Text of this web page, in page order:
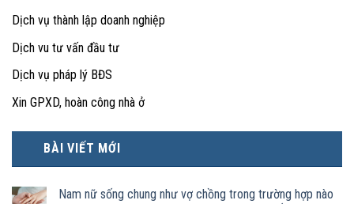
Dịch vụ thành lập doanh nghiệp
Dịch vu tư vấn đầu tư
Dịch vụ pháp lý BĐS
Xin GPXD, hoàn công nhà ở
BÀI VIẾT MỚI
Nam nữ sống chung như vợ chồng trong trường hợp nào